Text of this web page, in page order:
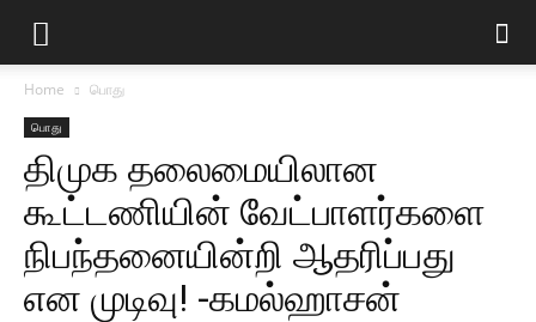
Home பொது
பொது
திமுக தலைமையிலான
கூட்டணியின் வேட்பாளர்களை
நிபந்தனையின்றி ஆதரிப்பது
என முடிவு! -கமல்ஹாசன்